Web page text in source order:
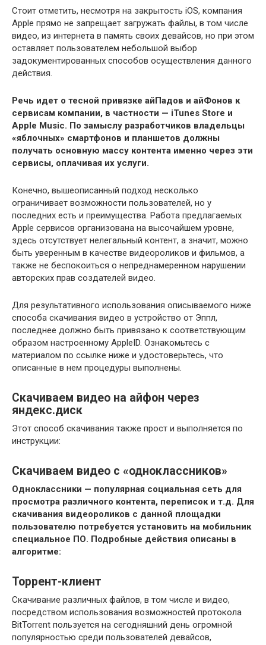
Стоит отметить, несмотря на закрытость iOS, компания
Apple прямо не запрещает загружать файлы, в том числе
видео, из интернета в память своих девайсов, но при этом
оставляет пользователем небольшой выбор
задокументированных способов осуществления данного
действия.
Речь идет о тесной привязке айПадов и айФонов к
сервисам компании, в частности — iTunes Store и
Apple Musiс. По замыслу разработчиков владельцы
«яблочных» смартфонов и планшетов должны
получать основную массу контента именно через эти
сервисы, оплачивая их услуги.
Конечно, вышеописанный подход несколько
ограничивает возможности пользователей, но у
последних есть и преимущества. Работа предлагаемых
Applе сервисов организована на высочайшем уровне,
здесь отсутствует нелегальный контент, а значит, можно
быть уверенным в качестве видеороликов и фильмов, а
также не беспокоиться о непреднамеренном нарушении
авторских прав создателей видео.
Для результативного использования описываемого ниже
способа скачивания видео в устройство от Эппл,
последнее должно быть привязано к соответствующим
образом настроенному AppleID. Ознакомьтесь с
материалом по ссылке ниже и удостоверьтесь, что
описанные в нем процедуры выполнены.
Скачиваем видео на айфон через
яндекс.диск
Этот способ скачивания также прост и выполняется по
инструкции:
Скачиваем видео с «одноклассников»
Одноклассники — популярная социальная сеть для
просмотра различного контента, переписок и т.д. Для
скачивания видеороликов с данной площадки
пользователю потребуется установить на мобильник
специальное ПО. Подробные действия описаны в
алгоритме:
Торрент-клиент
Скачивание различных файлов, в том числе и видео,
посредством использования возможностей протокола
BitTorrent пользуется на сегодняшний день огромной
популярностью среди пользователей девайсов,